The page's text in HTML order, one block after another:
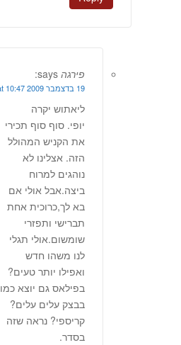
פירגה says:
19 בדצמבר 2009 at 10:47
ליאתוש יקרה
יופי. סוף סוף תכירי
את הקניש המהולל
הזה. אצלינו לא
נוהגים למרוח
ביצה.אבל אולי אם
בא לך,כרוכית אחת
תברישי ותפזרי
שומשום.אולי תגלי
לנו משהו חדש
ואפילו יותר טעים?
בפילאס גם יוצא כמו
בבצק עלים עלים?
קריספי? נראה שזה
בסדר.